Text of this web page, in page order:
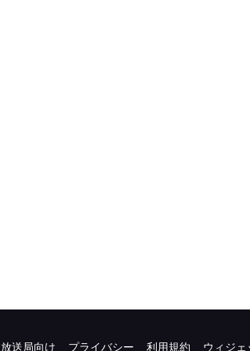
放送局向け プライバシー 利用規約 ウィジェ